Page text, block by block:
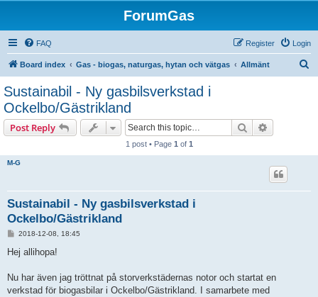
ForumGas
FAQ Login
Register
Board index Gas - biogas, naturgas, hytan och vätgas Allmänt
Sustainabil - Ny gasbilsverkstad i
Ockelbo/Gästrikland
Post Reply Search
1 post • Page 1 of 1
M-G
Sustainabil - Ny gasbilsverkstad i
Ockelbo/Gästrikland
P
s
2018-12-08, 18:45
Hej allihopa!
Nu har även jag tröttnat på storverkstädernas notor och startat en
verkstad för biogasbilar i Ockelbo/Gästrikland. I samarbete med